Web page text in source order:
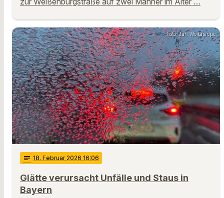
Foto: Jan Woitas/dpa
notes 18. Februar 2026 16:06
Glätte verursacht Unfälle und Staus in
Bayern